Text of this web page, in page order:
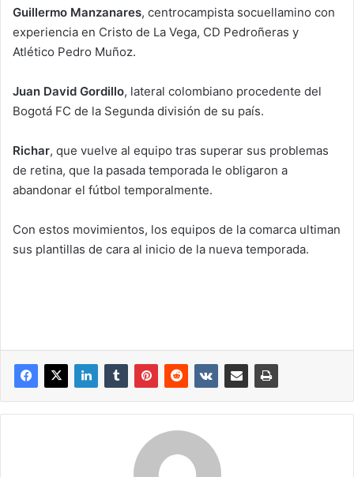
Guillermo Manzanares, centrocampista socuellamino con
experiencia en Cristo de La Vega, CD Pedroñeras y
Atlético Pedro Muñoz.
Juan David Gordillo, lateral colombiano procedente del
Bogotá FC de la Segunda división de su país.
Richar, que vuelve al equipo tras superar sus problemas
de retina, que la pasada temporada le obligaron a
abandonar el fútbol temporalmente.
Con estos movimientos, los equipos de la comarca ultiman
sus plantillas de cara al inicio de la nueva temporada.